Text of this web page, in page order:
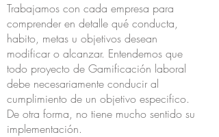
Trabajamos con cada empresa para
comprender en detalle qué conducta,
habito, metas u objetivos desean
modificar o alcanzar. Entendemos que
todo proyecto de Gamificación laboral
debe necesariamente conducir al
cumplimiento de un objetivo especifico.
De otra forma, no tiene mucho sentido su
implementación.